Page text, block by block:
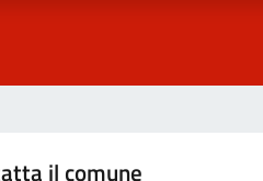
il comune